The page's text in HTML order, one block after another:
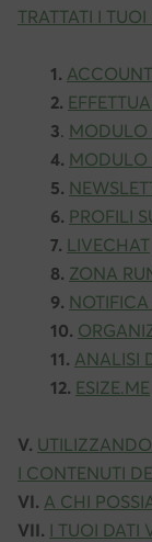
TRATTATI I TUOI
1.
2.
3. MODULO
4. MODULO
5.
6. PROFILI
7. LIVECHAT
8. ZONA
9.
10.
11. ANALISI
12. ESIZE.ME
V.
I CONTENUTI
VI. A CHI
VII. I TUOI DATI